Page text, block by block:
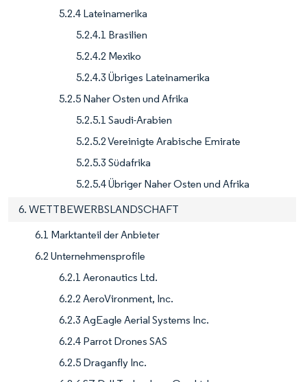
5.2.4 Lateinamerika
5.2.4.1 Brasilien
5.2.4.2 Mexiko
5.2.4.3 Übriges Lateinamerika
5.2.5 Naher Osten und Afrika
5.2.5.1 Saudi-Arabien
5.2.5.2 Vereinigte Arabische Emirate
5.2.5.3 Südafrika
5.2.5.4 Übriger Naher Osten und Afrika
6. WETTBEWERBSLANDSCHAFT
6.1 Marktanteil der Anbieter
6.2 Unternehmensprofile
6.2.1 Aeronautics Ltd.
6.2.2 AeroVironment, Inc.
6.2.3 AgEagle Aerial Systems Inc.
6.2.4 Parrot Drones SAS
6.2.5 Draganfly Inc.